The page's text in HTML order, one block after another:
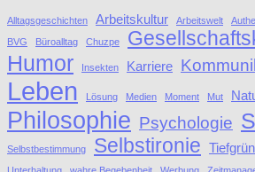
Alltagsgeschichten Arbeitskultur Arbeitswelt
BVG
Büroalltag Chuzpe
Humor Insekten Karriere
Leben Lösung Medien Moment Mut
Philosophie Psychologie
Selbstbestimmung Selbstironie